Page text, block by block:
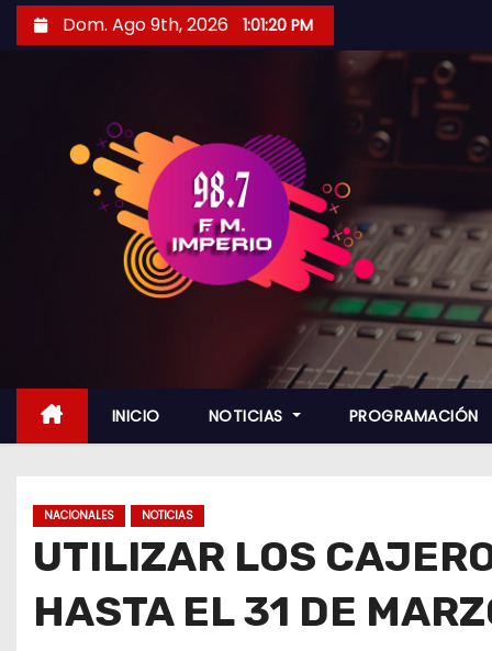
i
Dom. Ago 9th, 2026 1:01:21 PM
INICIO NOTICIAS PROGRAMACIÓN
NACIONALES NOTICIAS
UTILIZAR LOS
HASTA EL 31 DE